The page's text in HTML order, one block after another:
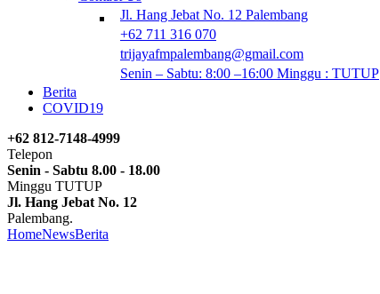
Jl. Hang Jebat No. 12 Palembang
+62 711 316 070
trijayafmpalembang@gmail.com
Senin – Sabtu: 8:00 –16:00 Minggu : TUTUP
Berita
COVID19
+62 812-7148-4999
Telepon
Senin - Sabtu 8.00 - 18.00
Minggu TUTUP
Jl. Hang Jebat No. 12
Palembang.
HomeNewsBerita